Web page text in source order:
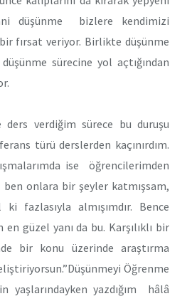
düşünme bizlere kendimizi
fırsat veriyor. Birlikte düşünme
sürecine yol açtığından
ders verdiğim sürece bu duruşu
türü derslerden kaçınırdım.
ise öğrencilerimden
onlara bir şeyler katmışsam,
ki fazlasıyla almışımdır. Bence
en güzel yanı da bu. Karşılıklı bir
bir konu üzerinde araştırma
Öğrenme
yaşlarındayken yazdığım hâlâ